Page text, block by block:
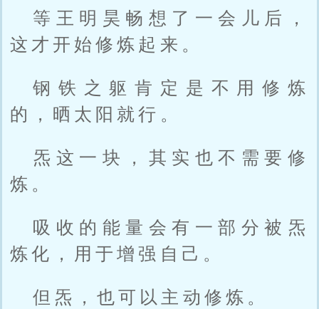
等王明昊畅想了一会儿后，
这才开始修炼起来。
钢铁之躯肯定是不用修炼
的，晒太阳就行。
炁这一块，其实也不需要修
炼。
吸收的能量会有一部分被炁
炼化，用于增强自己。
但炁，也可以主动修炼。